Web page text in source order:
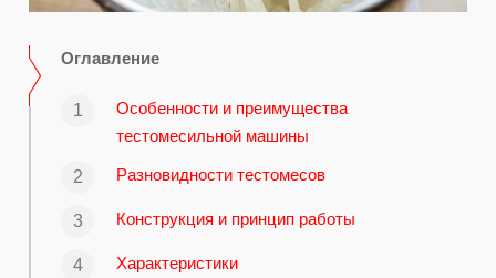
Оглавление
Особенности и преимущества
тестомесильной машины
Разновидности тестомесов
Конструкция и принцип работы
Характеристики